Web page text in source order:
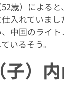
歳）によると
入れていま
中国のライ
いるそう。
子）